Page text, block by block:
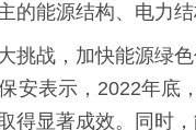
的能源结构、电力
挑战，加快能源绿
安表示，2022年
得显著成效。同时